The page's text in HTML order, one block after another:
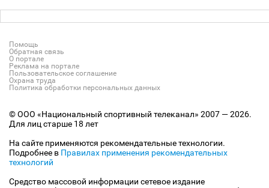
Помощь
Обратная связь
О портале
Реклама на портале
Пользовательское соглашение
Охрана труда
Политика обработки персональных данных
© ООО «Национальный спортивный телеканал» 2007 — 2026.
Для лиц старше 18 лет
На сайте применяются рекомендательные технологии.
Подробнее в Правилах применения рекомендательных
технологий
Средство массовой информации сетевое издание